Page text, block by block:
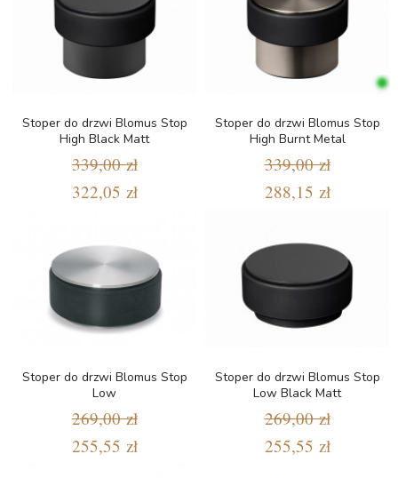
Stoper do drzwi Blomus Stop
High Black Matt
339,00 zł
322,05 zł
Stoper do drzwi Blomus Stop
High Burnt Metal
339,00 zł
288,15 zł
Stoper do drzwi Blomus Stop
Low
269,00 zł
255,55 zł
Stoper do drzwi Blomus Stop
Low Black Matt
269,00 zł
255,55 zł